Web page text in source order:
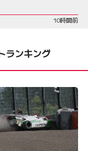
10時間前
ランキング